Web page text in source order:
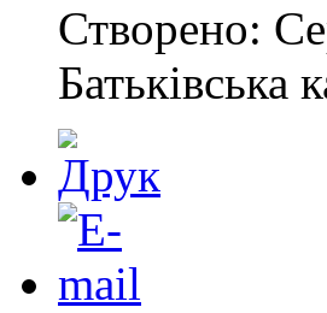
Створено:
Батьківська